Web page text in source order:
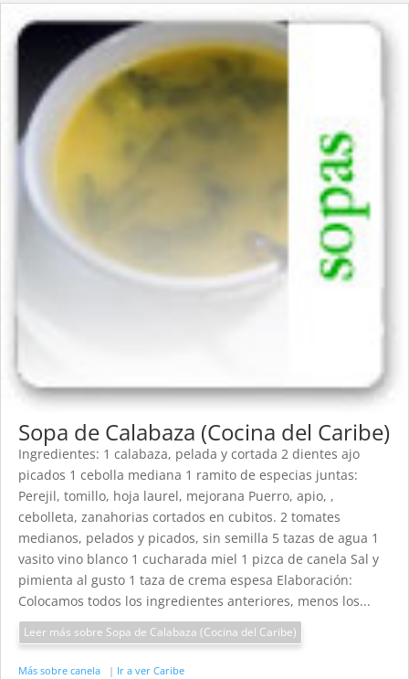
Sopa de Calabaza (Cocina del Caribe)
Ingredientes: 1 calabaza, pelada y cortada 2 dientes ajo
picados 1 cebolla mediana 1 ramito de especias juntas:
Perejil, tomillo, hoja laurel, mejorana Puerro, apio, ,
cebolleta, zanahorias cortados en cubitos. 2 tomates
medianos, pelados y picados, sin semilla 5 tazas de agua 1
vasito vino blanco 1 cucharada miel 1 pizca de canela Sal y
pimienta al gusto 1 taza de crema espesa Elaboración:
Colocamos todos los ingredientes anteriores, menos los...
Leer más sobre Sopa de Calabaza (Cocina del Caribe)
Más sobre canela | Ir a ver Caribe